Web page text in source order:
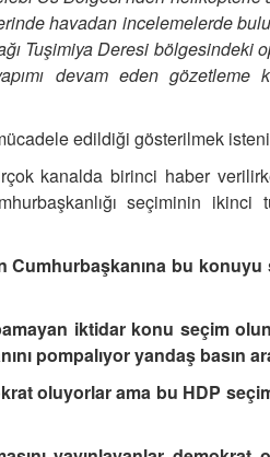
havadan incelemelerde
Tuşimiya Deresi bölgesindeki
devam eden
edildiği gösterilmek
kanalda birinci haber
seçiminin ikinci
Cumhurbaşkanına bu
iktidar konu seçim
pompalıyor yandaş basın
oluyorlar ama bu HDP